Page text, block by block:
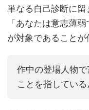
単なる自己診断に
「あなたは意志薄
が対象であることが
作中の登場人物
ことを指している